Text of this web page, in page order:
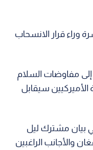
وراء قرار الانسحاب
إلى مفاوضات السلام
الأميركيين سيقابل
الأمريكية و65 دولة في بيان مشترك ليل
والأجانب الراغبين